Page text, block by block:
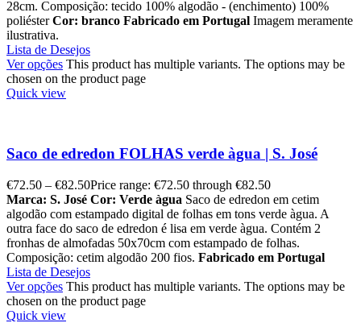
28cm. Composição: tecido 100% algodão - (enchimento) 100%
poliésterCor: branco Fabricado em Portugal Imagem meramente
ilustrativa.
Lista de Desejos
Ver opções This product has multiple variants. The options may be
chosen on the product page
Quick view
Saco de edredon FOLHAS verde àgua | S. José
€72.50 – €82.50Price range: €72.50 through €82.50
Marca: S. José Cor: Verde àgua Saco de edredon em cetim
algodão com estampado digital de folhas em tons verde àgua. A
outra face do saco de edredon é lisa em verde àgua. Contém 2
fronhas de almofadas 50x70cm com estampado de folhas.
Composição: cetim algodão 200 fios. Fabricado em Portugal
Lista de Desejos
Ver opções This product has multiple variants. The options may be
chosen on the product page
Quick view